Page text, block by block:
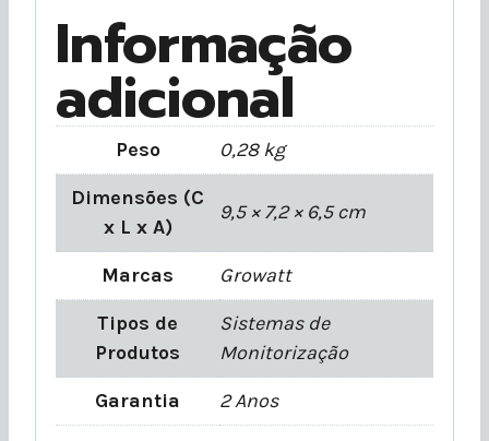
Informação
adicional
Peso
0,28 kg
Dimensões (C
x L x A)
9,5 × 7,2 × 6,5 cm
Marcas
Growatt
Tipos de
Produtos
Sistemas de
Monitorização
Garantia
2 Anos